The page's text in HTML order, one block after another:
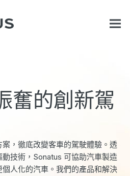
奮的創新駕
，徹底改變客車的駕駛體驗。透
技術，Sonatus 可協助汽車製造
人化的汽車。我們的產品和解決